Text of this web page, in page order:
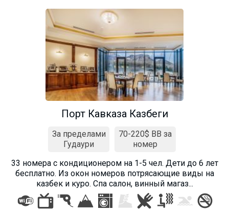
Порт Кавказа Казбеги
За пределами
Гудаури
70-220$ BB за
номер
33 номера с кондиционером на 1-5 чел. Дети до 6 лет
бесплатно. Из окон номеров потрясающие виды на
казбек и куро. Спа салон, винный магаз...